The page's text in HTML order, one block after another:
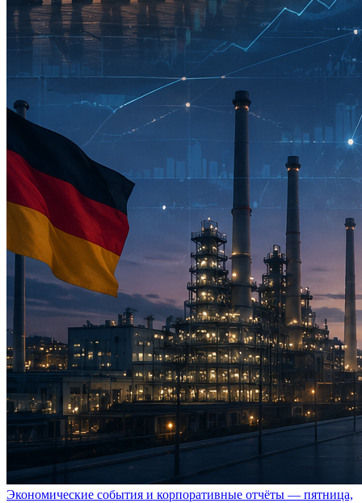
Экономические события и корпоративные отчёты — пятница,